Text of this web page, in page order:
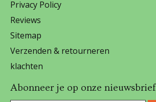
Privacy Policy
Reviews
Sitemap
Verzenden & retourneren
klachten
Abonneer je op onze nieuwsbrief